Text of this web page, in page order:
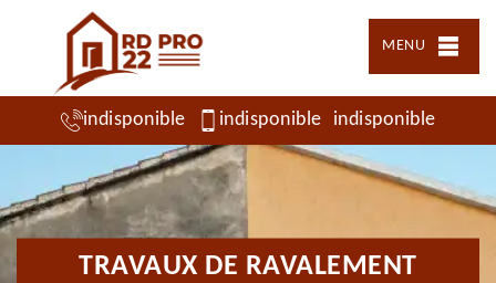
MENU
indisponible indisponible indisponible
TRAVAUX DE RAVALEMENT